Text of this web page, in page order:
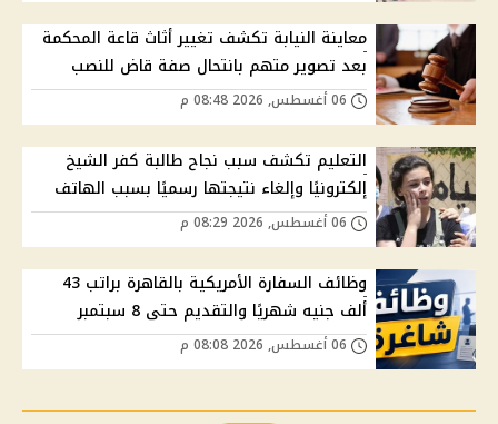
معاينة النيابة تكشف تغيير أثاث قاعة المحكمة
بعد تصوير متهم بانتحال صفة قاض للنصب
التعليم تكشف سبب نجاح طالبة كفر الشيخ
إلكترونيًا وإلغاء نتيجتها رسميًا بسبب الهاتف
وظائف السفارة الأمريكية بالقاهرة براتب 43
ألف جنيه شهريًا والتقديم حتى 8 سبتمبر